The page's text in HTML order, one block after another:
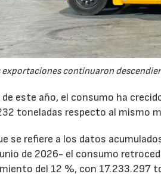
exportaciones continuaron
de este año, el consumo ha
toneladas respecto al mismo
se refiere a los datos
de 2026- el consumo
del 12 %, con 17.233.297